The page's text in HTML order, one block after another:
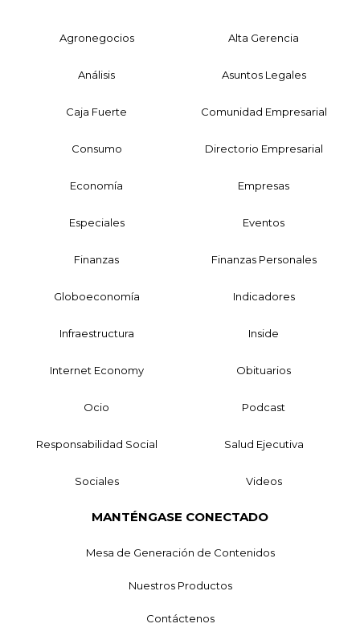
Agronegocios Alta Gerencia
Análisis Asuntos Legales
Caja Fuerte Comunidad Empresarial
Consumo Directorio Empresarial
Economía Empresas
Especiales Eventos
Finanzas Finanzas Personales
Globoeconomía Indicadores
Infraestructura Inside
Internet Economy Obituarios
Ocio Podcast
Responsabilidad Social Salud Ejecutiva
Sociales Videos
MANTÉNGASE CONECTADO
Mesa de Generación de Contenidos
Nuestros Productos
Contáctenos